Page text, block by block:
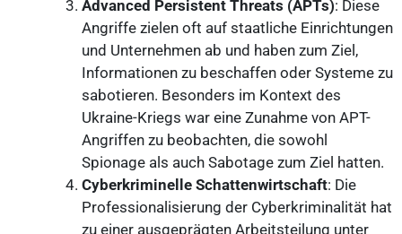
Advanced Persistent Threats (APTs): Diese
Angriffe zielen oft auf staatliche Einrichtungen
und Unternehmen ab und haben zum Ziel,
Informationen zu beschaffen oder Systeme zu
sabotieren. Besonders im Kontext des
Ukraine-Kriegs war eine Zunahme von APT-
Angriffen zu beobachten, die sowohl
Spionage als auch Sabotage zum Ziel hatten.
Cyberkriminelle Schattenwirtschaft: Die
Professionalisierung der Cyberkriminalität hat
zu einer ausgeprägten Arbeitsteilung unter